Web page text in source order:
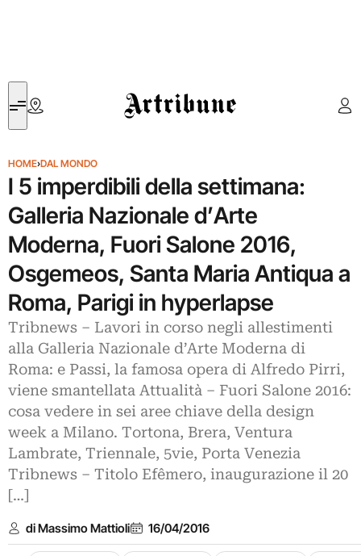
Artribune
HOME›DAL MONDO
I 5 imperdibili della settimana:
Galleria Nazionale d’Arte
Moderna, Fuori Salone 2016,
Osgemeos, Santa Maria Antiqua a
Roma, Parigi in hyperlapse
Tribnews – Lavori in corso negli allestimenti
alla Galleria Nazionale d’Arte Moderna di
Roma: e Passi, la famosa opera di Alfredo Pirri,
viene smantellata Attualità – Fuori Salone 2016:
cosa vedere in sei aree chiave della design
week a Milano. Tortona, Brera, Ventura
Lambrate, Triennale, 5vie, Porta Venezia
Tribnews – Titolo Efêmero, inaugurazione il 20
[…]
di Massimo Mattioli 16/04/2016